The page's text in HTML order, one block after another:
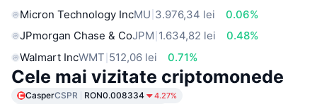
Micron Technology IncMU 3.976,34 lei
0.06%
JPmorgan Chase & CoJPM 1.634,82 lei
0.48%
Walmart IncWMT 512,06 lei 0.71%
Cele mai vizitate criptomonede
CasperCSPR RON0.008334 4.27%